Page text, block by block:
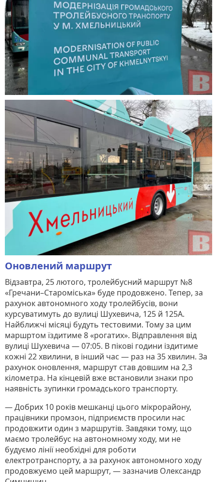
Оновлений маршрут
Відзавтра, 25 лютого, тролейбусний маршрут №8
«Гречани–Староміська» буде продовжено. Тепер, за
рахунок автономного ходу тролейбусів, вони
курсуватимуть до вулиці Шухевича, 125 й 125А.
Найближчі місяці будуть тестовими. Тому за цим
маршртом їздитиме 8 «рогатих». Відправлення від
вулиці Шухевича — 07:05. В пікові години іздитиме
кожні 22 хвилини, в інший час — раз на 35 хвилин. За
рахунок оновлення, маршрут став довшим на 2,3
кілометра. На кінцевій вже встановили знаки про
наявність зупинки громадського транспорту.
— Добрих 10 років мешканці цього мікрорайону,
працівники промзон, підприємств просили нас
продовжити один з маршрутів. Завдяки тому, що
маємо тролейбус на автономному ходу, ми не
будуємо лінії необхідні для роботи
електротранспорту, а за рахунок автономного ходу
продовжуємо цей маршрут, — зазначив Олександр